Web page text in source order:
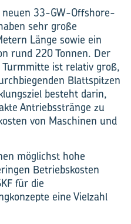
33-GW-Offshore-
sehr große
Länge sowie ein
rund 220 Tonnen. Der
ist relativ groß,
Blattspitzen
besteht darin,
Antriebsstränge zu
von Maschinen und
möglichst hohe
Betriebskosten
für die
eine Vielzahl